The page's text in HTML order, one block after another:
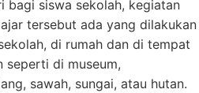
bagi siswa sekolah, kegiatan
tersebut ada yang dilakukan
di rumah dan di tempat
seperti di museum,
sawah, sungai, atau hutan.